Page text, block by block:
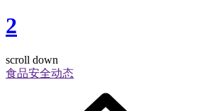
2
scroll down
食品安全动态